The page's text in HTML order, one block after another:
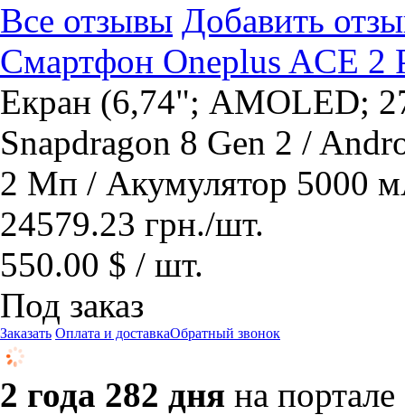
Все отзывы Добавить
Смартфон Oneplus ACE 2
Екран (6,74"; AMOLED;
Snapdragon 8 Gen 2 /
2 Мп / Акумулятор 5000
24579.23 грн./шт.
550.00 $ / шт.
Под заказ
Заказать Оплата и доставкаОбратный звонок
2 года 282 дня на портале